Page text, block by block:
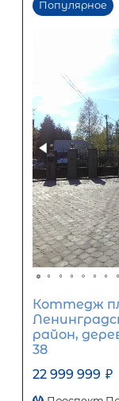
Первый взнос
0 10
Срок
1 5
ставка
1 5